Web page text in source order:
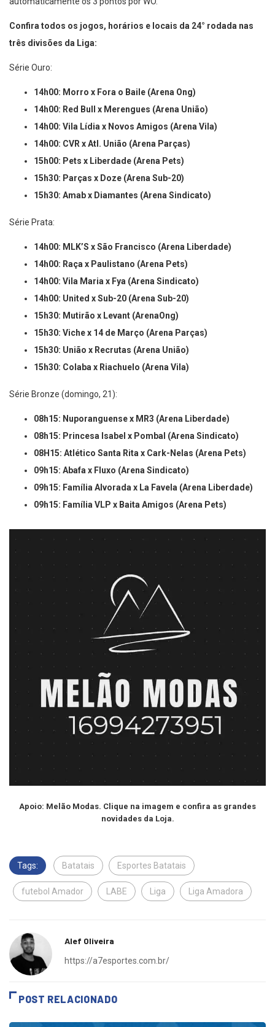
automaticamente os 3 pontos por WO.
Confira todos os jogos, horários e locais da 24° rodada nas
três divisões da Liga:
Série Ouro:
14h00: Morro x Fora o Baile (Arena Ong)
14h00: Red Bull x Merengues (Arena União)
14h00: Vila Lídia x Novos Amigos (Arena Vila)
14h00: CVR x Atl. União (Arena Parças)
15h00: Pets x Liberdade (Arena Pets)
15h30: Parças x Doze (Arena Sub-20)
15h30: Amab x Diamantes (Arena Sindicato)
Série Prata:
14h00: MLK’S x São Francisco (Arena Liberdade)
14h00: Raça x Paulistano (Arena Pets)
14h00: Vila Maria x Fya (Arena Sindicato)
14h00: United x Sub-20 (Arena Sub-20)
15h30: Mutirão x Levant (ArenaOng)
15h30: Viche x 14 de Março (Arena Parças)
15h30: União x Recrutas (Arena União)
15h30: Colaba x Riachuelo (Arena Vila)
Série Bronze (domingo, 21):
08h15: Nuporanguense x MR3 (Arena Liberdade)
08h15: Princesa Isabel x Pombal (Arena Sindicato)
08H15: Atlético Santa Rita x Cark-Nelas (Arena Pets)
09h15: Abafa x Fluxo (Arena Sindicato)
09h15: Família Alvorada x La Favela (Arena Liberdade)
09h15: Família VLP x Baita Amigos (Arena Pets)
Apoio: Melão Modas. Clique na imagem e confira as grandes
novidades da Loja.
Tags: Batatais Esportes Batatais
futebol Amador LABE Liga Liga Amadora
Alef Oliveira
https://a7esportes.com.br/
POST RELACIONADO